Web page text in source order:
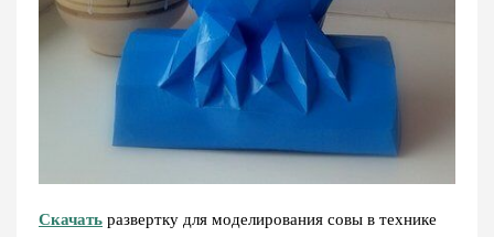
Скачать развертку для моделирования совы в технике